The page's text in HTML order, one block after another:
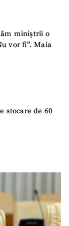
miniștrii o
vor fi”. Maia
stocare de 60